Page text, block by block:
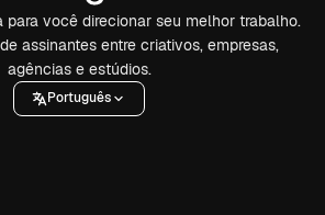
você direcionar seu melhor trabalho.
assinantes entre criativos, empresas,
agências e estúdios.
Português